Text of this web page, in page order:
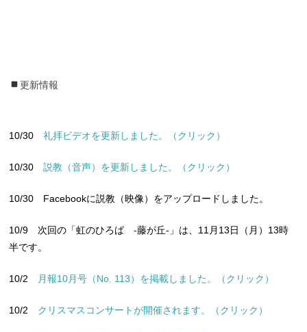
更新情報
10/30礼拝ビデオを更新しました。（クリック）
10/30説教（音声）を更新しました。（クリック）
10/30 Facebookに説教（映像）をアップロードしました。
10/9 次回の「虹のひろば -藤が丘-」は、11月13日（月）13時
半です。
10/2 月報10月号（No. 113）を掲載しました。（クリック）
10/2 クリスマスコンサートが開催されます。（クリック）